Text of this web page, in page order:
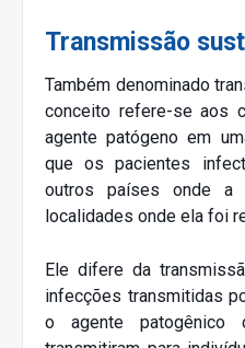
Transmissão
Também denominado
conceito refere-se aos
agente patógeno em
que os pacientes
outros países onde a
localidades onde ela foi
Ele difere da
infecções transmitidas
o agente